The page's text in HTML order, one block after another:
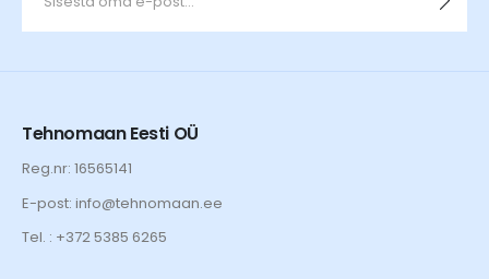
Tehnomaan Eesti OÜ
Reg.nr: 16565141
E-post: info@tehnomaan.ee
Tel. : +372 5385 6265